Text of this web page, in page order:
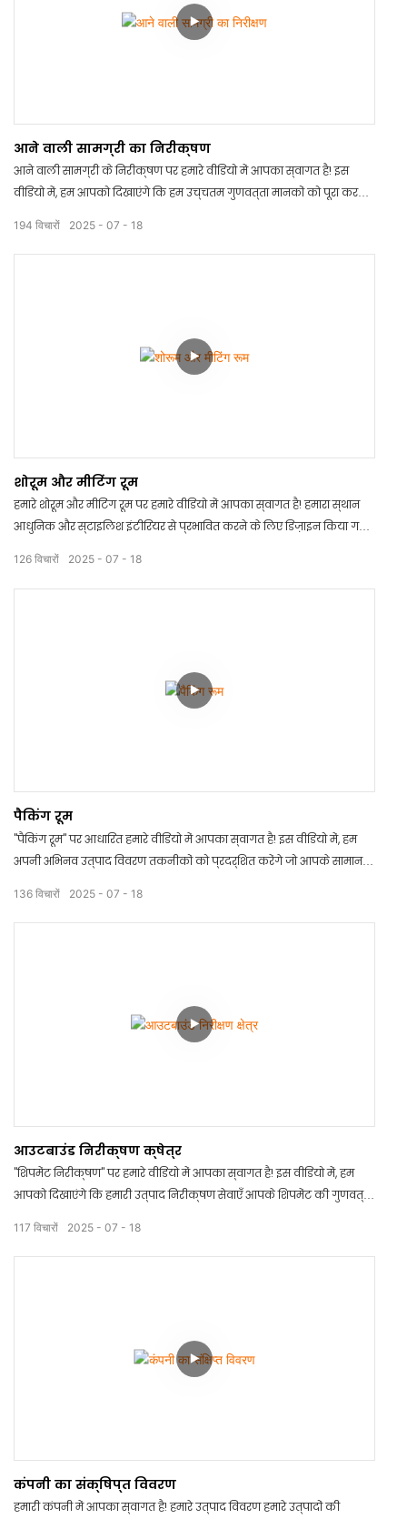
आने वाली सामग्री का निरीक्षण
आने वाली सामग्री के निरीक्षण पर हमारे वीडियो में आपका स्वागत है! इस
वीडियो में, हम आपको दिखाएंगे कि हम उच्चतम गुणवत्ता मानकों को पूरा करने
के लिए सर्वोत्तम उत्पादों की गारंटी देती है। यह देखने के लिए हमारे साथ बने रहें
2025 07 18
194 विचारों
शोरूम और मीटिंग रूम
हमारे शोरूम और मीटिंग रूम पर हमारे वीडियो में आपका स्वागत है! हमारा स्थान
आधुनिक और स्टाइलिश इंटीरियर से प्रभावित करने के लिए डिज़ाइन किया गया
एक आदर्श स्थान है। आज ही अपना टूर बुक करें और अपनी व्यावसायिक छवि
2025 07 18
126 विचारों
पैकिंग रूम
"पैकिंग रूम" पर आधारित हमारे वीडियो में आपका स्वागत है! इस वीडियो में, हम
अपनी अभिनव उत्पाद विवरण तकनीकों को प्रदर्शित करेंगे जो आपके सामान
आपका समय और पैसा बचा सकता है। अपनी पैकेजिंग आवश्यकताओं के लिए इस
2025 07 18
136 विचारों
आउटबाउंड निरीक्षण क्षेत्र
"शिपमेंट निरीक्षण" पर हमारे वीडियो में आपका स्वागत है! इस वीडियो में, हम
आपको दिखाएंगे कि हमारी उत्पाद निरीक्षण सेवाएँ आपके शिपमेंट की गुणवत्ता
अभी देखें कि हम आपके शिपमेंट को सर्वोत्तम बनाने में कैसे आपकी मदद कर
2025 07 18
117 विचारों
कंपनी का संक्षिप्त विवरण
हमारी कंपनी में आपका स्वागत है! हमारे उत्पाद विवरण हमारे उत्पादों की